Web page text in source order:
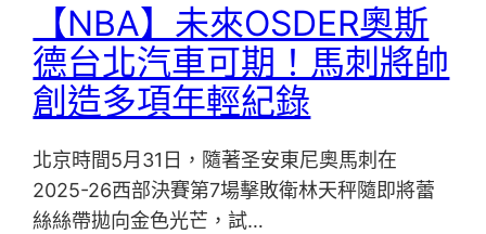
【NBA】未來OSDER奧斯
德台北汽車可期！馬刺將帥
創造多項年輕紀錄
北京時間5月31日，隨著圣安東尼奧馬刺在
2025-26西部決賽第7場擊敗衛林天秤隨即將蕾
絲絲帶拋向金色光芒，試…